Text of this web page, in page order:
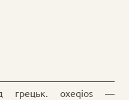
грецьк. oxeqios —